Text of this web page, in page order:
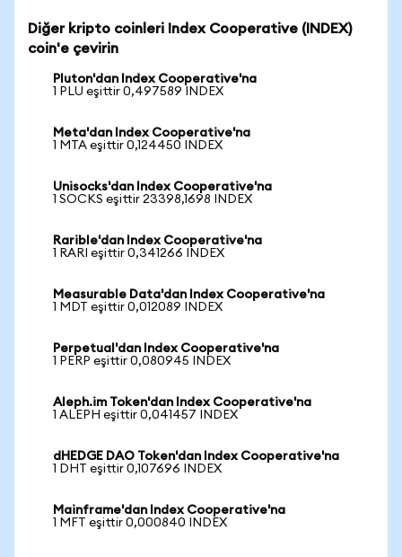
Diğer kripto coinleri Index Cooperative (INDEX)
coin'e çevirin
Pluton'dan Index Cooperative'na
1 PLU eşittir 0,497589 INDEX
Meta'dan Index Cooperative'na
1 MTA eşittir 0,124450 INDEX
Unisocks'dan Index Cooperative'na
1 SOCKS eşittir 23398,1698 INDEX
Rarible'dan Index Cooperative'na
1 RARI eşittir 0,341266 INDEX
Measurable Data'dan Index Cooperative'na
1 MDT eşittir 0,012089 INDEX
Perpetual'dan Index Cooperative'na
1 PERP eşittir 0,080945 INDEX
Aleph.im Token'dan Index Cooperative'na
1 ALEPH eşittir 0,041457 INDEX
dHEDGE DAO Token'dan Index Cooperative'na
1 DHT eşittir 0,107696 INDEX
Mainframe'dan Index Cooperative'na
1 MFT eşittir 0,000840 INDEX